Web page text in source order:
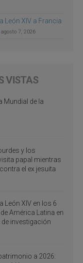
León XIV a Francia
agosto 7, 2026
VISTAS
Mundial de la
y los
papal mientras
el ex jesuita
León XIV en los 6
América Latina en
investigación
a 2026: